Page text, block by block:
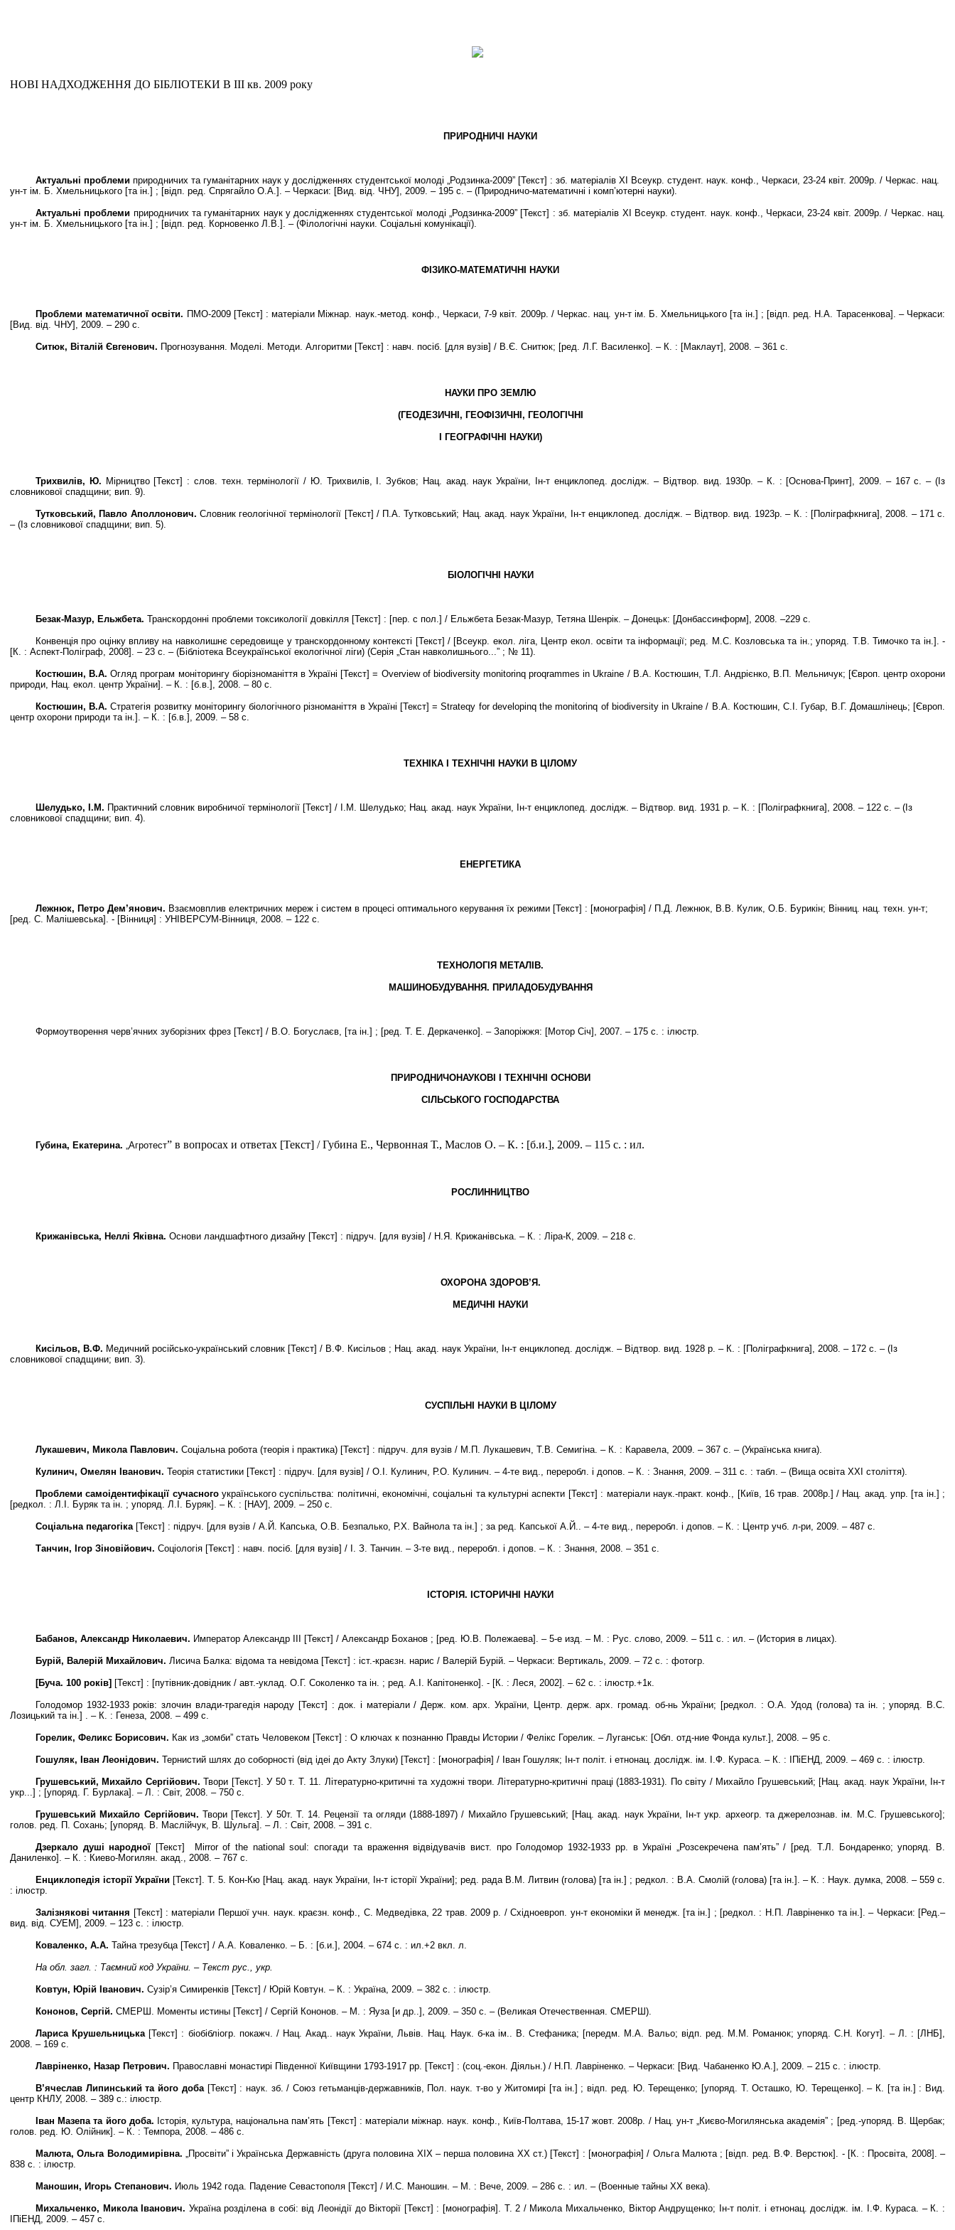
НОВІ НАДХОДЖЕННЯ ДО БІБЛІОТЕКИ В ІII кв. 2009 року
ПРИРОДНИЧІ НАУКИ
Актуальні проблеми природничих та гуманітарних наук у дослідженнях студентської молоді „Родзинка-2009” [Текст] : зб. матеріалів ХІ Всеукр. студент. наук. конф., Черкаси, 23-24 квіт. 2009р. / Черкас. нац.
ун-т ім. Б. Хмельницького [та ін.] ; [відп. ред. Спрягайло О.А.]. – Черкаси: [Вид. від. ЧНУ], 2009. – 195 с. – (Природничо-математичні і комп’ютерні науки).
Актуальні проблеми природничих та гуманітарних наук у дослідженнях студентської молоді „Родзинка-2009” [Текст] : зб. матеріалів ХІ Всеукр. студент. наук. конф., Черкаси, 23-24 квіт. 2009р. / Черкас. нац.
ун-т ім. Б. Хмельницького [та ін.] ; [відп. ред. Корновенко Л.В.]. – (Філологічні науки. Соціальні комунікації).
ФІЗИКО-МАТЕМАТИЧНІ НАУКИ
Проблеми математичної освіти. ПМО-2009 [Текст] : матеріали Міжнар. наук.-метод. конф., Черкаси, 7-9 квіт. 2009р. / Черкас. нац. ун-т ім. Б. Хмельницького [та ін.] ; [відп. ред. Н.А. Тарасенкова]. – Черкаси:
[Вид. від. ЧНУ], 2009. – 290 с.
Ситюк, Віталій Євгенович. Прогнозування. Моделі. Методи. Алгоритми [Текст] : навч. посіб. [для вузів] / В.Є. Снитюк; [ред. Л.Г. Василенко]. – К. : [Маклаут], 2008. – 361 с.
НАУКИ ПРО ЗЕМЛЮ
(ГЕОДЕЗИЧНІ, ГЕОФІЗИЧНІ, ГЕОЛОГІЧНІ
І ГЕОГРАФІЧНІ НАУКИ)
Трихвилів, Ю. Мірництво [Текст] : слов. техн. термінології / Ю. Трихвилів, І. Зубков; Нац. акад. наук України, Ін-т енциклопед. дослідж. – Відтвор. вид. 1930р. – К. : [Основа-Принт], 2009. – 167 с. – (Із
словникової спадщини; вип. 9).
Тутковський, Павло Аполлонович. Словник геологічної термінології [Текст] / П.А. Тутковський; Нац. акад. наук України, Ін-т енциклопед. дослідж. – Відтвор. вид. 1923р. – К. : [Поліграфкнига], 2008. – 171 с.
– (Із словникової спадщини; вип. 5).
БІОЛОГІЧНІ НАУКИ
Безак-Мазур, Ельжбета. Транскордонні проблеми токсикології довкілля [Текст] : [пер. с пол.] / Ельжбета Безак-Мазур, Тетяна Шенрік. – Донецьк: [Донбассинформ], 2008. –229 с.
Конвенція про оцінку впливу на навколишнє середовище у транскордонному контексті [Текст] / [Всеукр. екол. ліга, Центр екол. освіти та інформації; ред. М.С. Козловська та ін.; упоряд. Т.В. Тимочко та ін.]. -
[К. : Аспект-Поліграф, 2008]. – 23 с. – (Бібліотека Всеукраїнської екологічної ліги) (Серія „Стан навколишнього...” ; № 11).
Костюшин, В.А. Огляд програм моніторингу біорізноманіття в Україні [Текст] = Overview of biodiversity monitorinq proqrammes in Ukraine / В.А. Костюшин, Т.Л. Андрієнко, В.П. Мельничук; [Європ. центр охорони
природи, Нац. екол. центр України]. – К. : [б.в.], 2008. – 80 с.
Костюшин, В.А. Стратегія розвитку моніторингу біологічного різноманіття в Україні [Текст] = Strateqy for developinq the monitorinq of biodiversity in Ukraine / В.А. Костюшин, С.І. Губар, В.Г. Домашлінець; [Європ.
центр охорони природи та ін.]. – К. : [б.в.], 2009. – 58 с.
ТЕХНІКА І ТЕХНІЧНІ НАУКИ В ЦІЛОМУ
Шелудько, І.М. Практичний словник виробничої термінології [Текст] / І.М. Шелудько; Нац. акад. наук України, Ін-т енциклопед. дослідж. – Відтвор. вид. 1931 р. – К. : [Поліграфкнига], 2008. – 122 с. – (Із
словникової спадщини; вип. 4).
ЕНЕРГЕТИКА
Лежнюк, Петро Дем’янович. Взаємовплив електричних мереж і систем в процесі оптимального керування їх режими [Текст] : [монографія] / П.Д. Лежнюк, В.В. Кулик, О.Б. Бурикін; Вінниц. нац. техн. ун-т;
[ред. С. Малішевська]. - [Вінниця] : УНІВЕРСУМ-Вінниця, 2008. – 122 с.
ТЕХНОЛОГІЯ МЕТАЛІВ.
МАШИНОБУДУВАННЯ. ПРИЛАДОБУДУВАННЯ
Формоутворення черв’ячних зуборізних фрез [Текст] / В.О. Богуслаєв, [та ін.] ; [ред. Т. Е. Деркаченко]. – Запоріжжя: [Мотор Січ], 2007. – 175 с. : ілюстр.
ПРИРОДНИЧОНАУКОВІ І ТЕХНІЧНІ ОСНОВИ
СІЛЬСЬКОГО ГОСПОДАРСТВА
Губина, Екатерина. „Агротест” в вопросах и ответах [Текст] / Губина Е., Червонная Т., Маслов О. – К. : [б.и.], 2009. – 115 с. : ил.
РОСЛИННИЦТВО
Крижанівська, Неллі Яківна. Основи ландшафтного дизайну [Текст] : підруч. [для вузів] / Н.Я. Крижанівська. – К. : Ліра-К, 2009. – 218 с.
ОХОРОНА ЗДОРОВ’Я.
МЕДИЧНІ НАУКИ
Кисільов, В.Ф. Медичний російсько-український словник [Текст] / В.Ф. Кисільов ; Нац. акад. наук України, Ін-т енциклопед. дослідж. – Відтвор. вид. 1928 р. – К. : [Поліграфкнига], 2008. – 172 с. – (Із
словникової спадщини; вип. 3).
СУСПІЛЬНІ НАУКИ В ЦІЛОМУ
Лукашевич, Микола Павлович. Соціальна робота (теорія і практика) [Текст] : підруч. для вузів / М.П. Лукашевич, Т.В. Семигіна. – К. : Каравела, 2009. – 367 с. – (Українська книга).
Кулинич, Омелян Іванович. Теорія статистики [Текст] : підруч. [для вузів] / О.І. Кулинич, Р.О. Кулинич. – 4-те вид., переробл. і допов. – К. : Знання, 2009. – 311 с. : табл. – (Вища освіта ХХІ століття).
Проблеми самоідентифікації сучасногоукраїнського суспільства: політичні, економічні, соціальні та культурні аспекти [Текст] : матеріали наук.-практ. конф., [Київ, 16 трав. 2008р.] / Нац. акад. упр. [та ін.] ;
[редкол. : Л.І. Буряк та ін. ; упоряд. Л.І. Буряк]. – К. : [НАУ], 2009. – 250 с.
Соціальна педагогіка [Текст] : підруч. [для вузів / А.Й. Капська, О.В. Безпалько, Р.Х. Вайнола та ін.] ; за ред. Капської А.Й.. – 4-те вид., переробл. і допов. – К. : Центр учб. л-ри, 2009. – 487 с.
Танчин, Ігор Зіновійович. Соціологія [Текст] : навч. посіб. [для вузів] / І. З. Танчин. – 3-те вид., переробл. і допов. – К. : Знання, 2008. – 351 с.
ІСТОРІЯ. ІСТОРИЧНІ НАУКИ
Бабанов, Александр Николаевич. Император Александр ІІІ [Текст] / Александр Боханов ; [ред. Ю.В. Полежаева]. – 5-е изд. – М. : Рус. слово, 2009. – 511 с. : ил. – (История в лицах).
Бурій, Валерій Михайлович. Лисича Балка: відома та невідома [Текст] : іст.-краєзн. нарис / Валерій Бурій. – Черкаси: Вертикаль, 2009. – 72 с. : фотогр.
[Буча. 100 років] [Текст] : [путівник-довідник / авт.-уклад. О.Г. Соколенко та ін. ; ред. А.І. Капітоненко]. - [К. : Леся, 2002]. – 62 с. : ілюстр.+1к.
Голодомор 1932-1933 років: злочин влади-трагедія народу [Текст] : док. і матеріали / Держ. ком. арх. України, Центр. держ. арх. громад. об-нь України; [редкол. : О.А. Удод (голова) та ін. ; упоряд. В.С.
Лозицький та ін.] . – К. : Генеза, 2008. – 499 с.
Горелик, Феликс Борисович. Как из „зомби” стать Человеком [Текст] : О ключах к познанню Правды Истории / Фелікс Горелик. – Луганськ: [Обл. отд-ние Фонда культ.], 2008. – 95 с.
Гошуляк, Іван Леонідович. Тернистий шлях до соборності (від ідеі до Акту Злуки) [Текст] : [монографія] / Іван Гошуляк; Ін-т політ. і етнонац. дослідж. ім. І.Ф. Кураса. – К. : ІПіЕНД, 2009. – 469 с. : ілюстр.
Грушевський, Михайло Сергійович. Твори [Текст]. У 50 т. Т. 11. Літературно-критичні та художні твори. Літературно-критичні праці (1883-1931). По світу / Михайло Грушевський; [Нац. акад. наук України, Ін-т
укр...] ; [упоряд. Г. Бурлака]. – Л. : Світ, 2008. – 750 с.
Грушевський Михайло Сергійович. Твори [Текст]. У 50т. Т. 14. Рецензії та огляди (1888-1897) / Михайло Грушевський; [Нац. акад. наук України, Ін-т укр. археогр. та джерелознав. ім. М.С. Грушевського];
голов. ред. П. Сохань; [упоряд. В. Маслійчук, В. Шульга]. – Л. : Світ, 2008. – 391 с.
Дзеркало душі народної [Текст] Mirror of the national soul: спогади та враження відвідувачів вист. про Голодомор 1932-1933 рр. в Україні „Розсекречена пам’ять” / [ред. Т.Л. Бондаренко; упоряд. В.
Даниленко]. – К. : Киево-Могилян. акад., 2008. – 767 с.
Енциклопедія історії України [Текст]. Т. 5. Кон-Кю [Нац. акад. наук України, Ін-т історії України]; ред. рада В.М. Литвин (голова) [та ін.] ; редкол. : В.А. Смолій (голова) [та ін.]. – К. : Наук. думка, 2008. – 559 с.
: ілюстр.
Залізнякові читання [Текст] : матеріали Першої учн. наук. краєзн. конф., С. Медведівка, 22 трав. 2009 р. / Східноевроп. ун-т економіки й менедж. [та ін.] ; [редкол. : Н.П. Лавріненко та ін.]. – Черкаси: [Ред.–
вид. від. СУЕМ], 2009. – 123 с. : ілюстр.
Коваленко, А.А. Тайна трезубца [Текст] / А.А. Коваленко. – Б. : [б.и.], 2004. – 674 с. : ил.+2 вкл. л.
На обл. загл. : Таємний код України. – Текст рус., укр.
Ковтун, Юрій Іванович. Сузір’я Симиренків [Текст] / Юрій Ковтун. – К. : Україна, 2009. – 382 с. : ілюстр.
Кононов, Сергій. СМЕРШ. Моменты истины [Текст] / Сергій Кононов. – М. : Яуза [и др..], 2009. – 350 с. – (Великая Отечественная. СМЕРШ).
Лариса Крушельницька [Текст] : біобібліогр. покажч. / Нац. Акад.. наук України, Львів. Нац. Наук. б-ка ім.. В. Стефаника; [передм. М.А. Вальо; відп. ред. М.М. Романюк; упоряд. С.Н. Когут]. – Л. : [ЛНБ],
2008. – 169 с.
Лавріненко, Назар Петрович. Православні монастирі Південної Київщини 1793-1917 рр. [Текст] : (соц.-екон. Діяльн.) / Н.П. Лавріненко. – Черкаси: [Вид. Чабаненко Ю.А.], 2009. – 215 с. : ілюстр.
В’ячеслав Липинський та його доба[Текст] : наук. зб. / Союз гетьманців-державників, Пол. наук. т-во у Житомирі [та ін.] ; відп. ред. Ю. Терещенко; [упоряд. Т. Осташко, Ю. Терещенко]. – К. [та ін.] : Вид.
центр КНЛУ, 2008. – 389 с.: ілюстр.
Іван Мазепа та його доба. Історія, культура, національна пам’ять [Текст] : матеріали міжнар. наук. конф., Київ-Полтава, 15-17 жовт. 2008р. / Нац. ун-т „Києво-Могилянська академія” ; [ред.-упоряд. В. Щербак;
голов. ред. Ю. Олійник]. – К. : Темпора, 2008. – 486 с.
Малюта, Ольга Володимирівна. „Просвіти” і Українська Державність (друга половина ХІХ – перша половина ХХ ст.) [Текст] : [монографія] / Ольга Малюта ; [відп. ред. В.Ф. Верстюк]. - [К. : Просвіта, 2008]. –
838 с. : ілюстр.
Маношин, Игорь Степанович. Июль 1942 года. Падение Севастополя [Текст] / И.С. Маношин. – М. : Вече, 2009. – 286 с. : ил. – (Военные тайны ХХ века).
Михальченко, Микола Іванович. Україна розділена в собі: від Леонідії до Вікторії [Текст] : [монографія]. Т. 2 / Микола Михальченко, Віктор Андрущенко; Ін-т політ. і етнонац. дослідж. ім. І.Ф. Кураса. – К. :
ІПіЕНД, 2009. – 457 с.